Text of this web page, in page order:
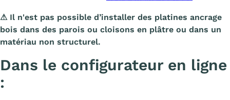
⚠ Il n'est pas possible d’installer des platines ancrage
bois dans des parois ou cloisons en plâtre ou dans un
matériau non structurel.
Dans le configurateur en ligne
: